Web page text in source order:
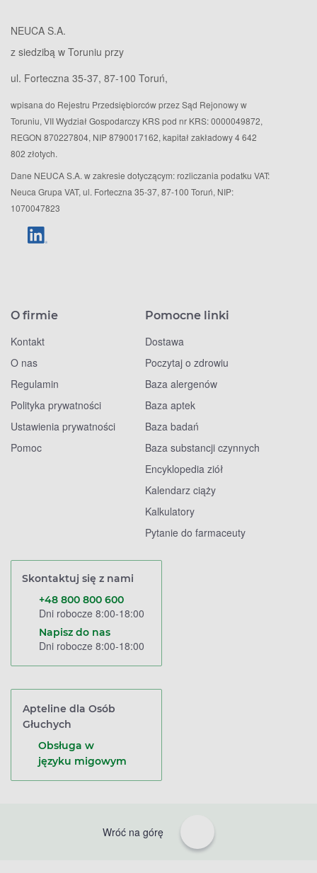
NEUCA S.A.
z siedzibą w Toruniu przy
ul. Forteczna 35-37, 87-100 Toruń,
wpisana do Rejestru Przedsiębiorców przez Sąd Rejonowy w
Toruniu, VII Wydział Gospodarczy KRS pod nr KRS: 0000049872,
REGON 870227804, NIP 8790017162, kapitał zakładowy 4 642
802 złotych.
Dane NEUCA S.A. w zakresie dotyczącym: rozliczania podatku VAT:
Neuca Grupa VAT, ul. Forteczna 35-37, 87-100 Toruń, NIP:
1070047823
O firmie
Kontakt
O nas
Regulamin
Polityka prywatności
Ustawienia prywatności
Pomoc
Pomocne linki
Dostawa
Poczytaj o zdrowiu
Baza alergenów
Baza aptek
Baza badań
Baza substancji czynnych
Encyklopedia ziół
Kalendarz ciąży
Kalkulatory
Pytanie do farmaceuty
Skontaktuj się z nami
+48 800 800 600
Dni robocze 8:00-18:00
Napisz do nas
Dni robocze 8:00-18:00
Apteline dla Osób
Głuchych
Obsługa w
języku migowym
Wróć na górę